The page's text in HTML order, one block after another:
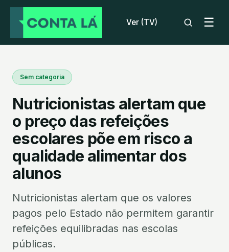
Ver (TV) ☰
Sem categoria
Nutricionistas alertam que
o preço das refeições
escolares põe em risco a
qualidade alimentar dos
alunos
Nutricionistas alertam que os valores
pagos pelo Estado não permitem garantir
refeições equilibradas nas escolas
públicas.